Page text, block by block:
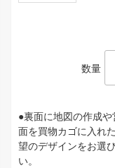
数量
●裏面に地図の作成
面を買物カゴに入れた
望のデザインをお選
い。